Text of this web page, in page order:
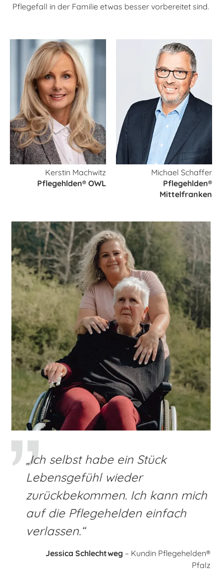
Pflegefall in der Familie etwas besser vorbereitet sind.
Kerstin Machwitz
Pflegehlden® OWL
Michael Schaffer
Pflegehlden®
Mittelfranken
„Ich selbst habe ein Stück
Lebensgefühl wieder
zurückbekommen. Ich kann mich
auf die Pflegehelden einfach
verlassen.“
Jessica Schlechtweg – Kundin Pflegehelden®
Pfalz